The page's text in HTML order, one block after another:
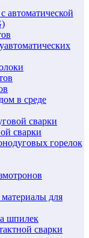
автоматической
в среде
сварки
сварки
горелок
для
шпилек
сварки